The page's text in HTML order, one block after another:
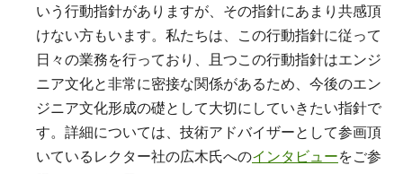
いう行動指針がありますが、その指針にあまり共感頂
けない方もいます。私たちは、この行動指針に従って
日々の業務を行っており、且つこの行動指針はエンジ
ニア文化と非常に密接な関係があるため、今後のエン
ジニア文化形成の礎として大切にしていきたい指針で
す。詳細については、技術アドバイザーとして参画頂
いているレクター社の広木氏へのインタビューをご参